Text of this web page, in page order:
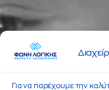
Για να παρέχουμε την